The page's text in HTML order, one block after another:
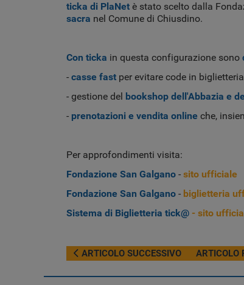
ticka di PlaNet è stato scelto dalla
sacra nel Comune di Chiusdino.
Con ticka in questa configurazione sono
- casse fast per evitare code in biglietteria
- gestione del bookshop dell'Abbazia e
- prenotazioni e vendita online che,
Per approfondimenti visita:
Fondazione San Galgano - sito ufficiale
Fondazione San Galgano - biglietteria
Sistema di Biglietteria tick@ - sito
ARTICOLO PRECEDENTE: BIGLIETTERIA
ARTICOLO SUCCESSIVO ARTICOLO
ARTICOLO